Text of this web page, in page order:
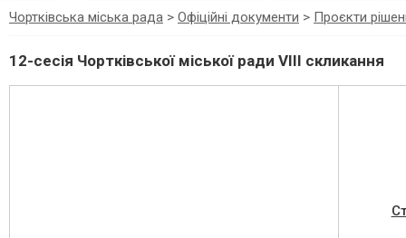
Чортківська міська рада > Офіційні документи > Проєкти
12-сесія Чортківської міської ради VIII скликання